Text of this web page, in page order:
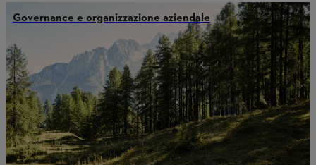
Governance e organizzazione aziendale